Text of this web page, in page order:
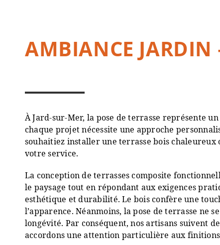
AMBIANCE
À Jard-sur-Mer, la pose de terrasse représente
chaque projet nécessite une approche
souhaitiez installer une terrasse bois
votre service.
La conception de terrasses composite
le paysage tout en répondant aux exigences
esthétique et durabilité. Le bois confère une
l’apparence. Néanmoins, la pose de terrasse
longévité. Par conséquent, nos artisans suivent
accordons une attention particulière aux